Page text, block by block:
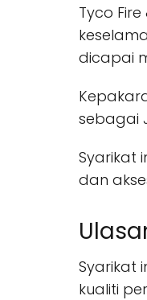
Tyco
dicapai
sebagai
Syarikat
dan
Syarikat
kualiti